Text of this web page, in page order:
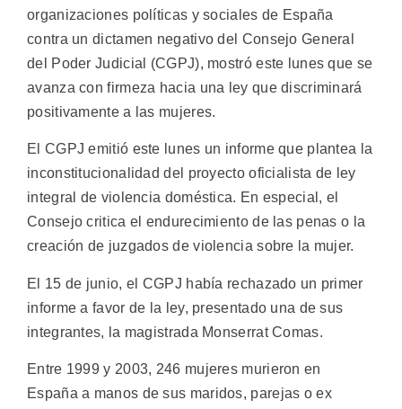
organizaciones políticas y sociales de España
contra un dictamen negativo del Consejo General
del Poder Judicial (CGPJ), mostró este lunes que se
avanza con firmeza hacia una ley que discriminará
positivamente a las mujeres.
El CGPJ emitió este lunes un informe que plantea la
inconstitucionalidad del proyecto oficialista de ley
integral de violencia doméstica. En especial, el
Consejo critica el endurecimiento de las penas o la
creación de juzgados de violencia sobre la mujer.
El 15 de junio, el CGPJ había rechazado un primer
informe a favor de la ley, presentado una de sus
integrantes, la magistrada Monserrat Comas.
Entre 1999 y 2003, 246 mujeres murieron en
España a manos de sus maridos, parejas o ex